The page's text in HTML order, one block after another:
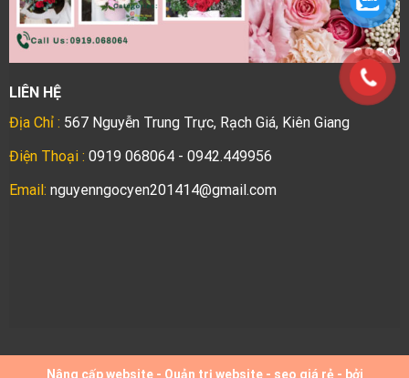
LIÊN HỆ
Địa Chỉ : 567 Nguyễn Trung Trực, Rạch Giá, Kiên Giang
Điện Thoại : 0919 068064 - 0942.449956
Email: nguyenngocyen201414@gmail.com
Nâng cấp website- Quản trị website- seo giá rẻ - bởi